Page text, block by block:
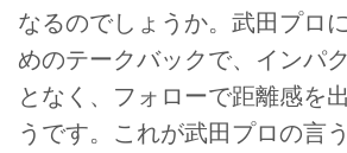
なるのでしょうか。武田プロ
めのテークバックで、インパ
となく、フォローで距離感を
うです。これが武田プロの言